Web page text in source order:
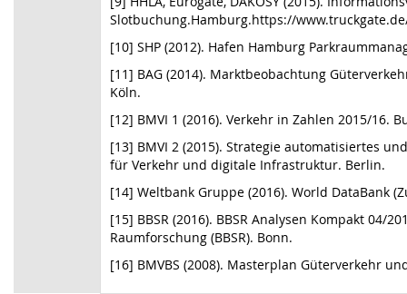
Slotbuchung.Hamburg.https://
[10] SHP (2012). Hafen Hamburg
[11] BAG (2014). Marktbeobachtung
Köln.
[12] BMVI 1 (2016). Verkehr in Zahlen 2015/
[13] BMVI 2 (2015). Strategie automatisiertes
für Verkehr und digitale Infrastruktur. Berlin.
[14] Weltbank Gruppe (2016). World DataBank
[15] BBSR (2016). BBSR Analysen Kompakt
Raumforschung (BBSR). Bonn.
[16] BMVBS (2008). Masterplan Güterverkehr